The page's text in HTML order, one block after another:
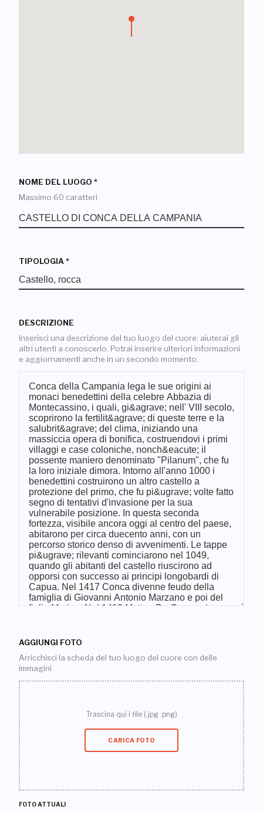
NOME DEL LUOGO *
Massimo 60 caratteri
TIPOLOGIA *
DESCRIZIONE
Inserisci una descrizione del tuo luogo del cuore: aiuterai gli
altri utenti a conoscerlo. Potrai inserire ulteriori informazioni
e aggiornamenti anche in un secondo momento.
AGGIUNGI FOTO
Arricchisci la scheda del tuo luogo del cuore con delle
immagini
Trascina qui i file (.jpg .png)
CARICA FOTO
FOTO ATTUALI